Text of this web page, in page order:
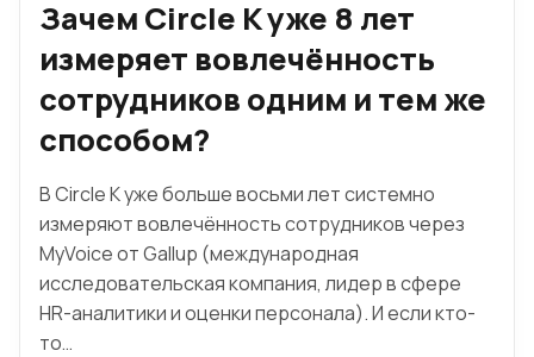
Зачем Circle K уже 8 лет
измеряет вовлечённость
сотрудников одним и тем же
способом?
В Circle K уже больше восьми лет системно
измеряют вовлечённость сотрудников через
MyVoice от Gallup (международная
исследовательская компания, лидер в сфере
HR-аналитики и оценки персонала). И если кто-
то…